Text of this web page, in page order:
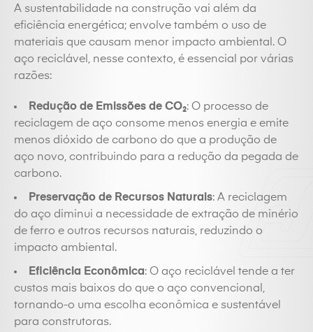
A sustentabilidade na construção vai além da
eficiência energética; envolve também o uso de
materiais que causam menor impacto ambiental. O
aço reciclável, nesse contexto, é essencial por várias
razões:
Redução de Emissões de CO₂: O processo de
reciclagem de aço consome menos energia e emite
menos dióxido de carbono do que a produção de
aço novo, contribuindo para a redução da pegada de
carbono.
Preservação de Recursos Naturais: A reciclagem
do aço diminui a necessidade de extração de minério
de ferro e outros recursos naturais, reduzindo o
impacto ambiental.
Eficiência Econômica: O aço reciclável tende a ter
custos mais baixos do que o aço convencional,
tornando-o uma escolha econômica e sustentável
para construtoras.